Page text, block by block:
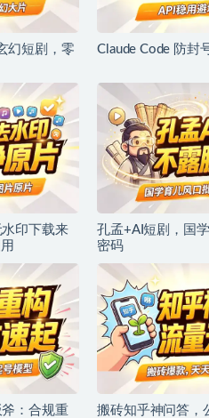
幻短剧，零
Claude Code 防封
印下载来
孔孟+AI短剧，国
密码
：合规重
搬砖知乎神问答，